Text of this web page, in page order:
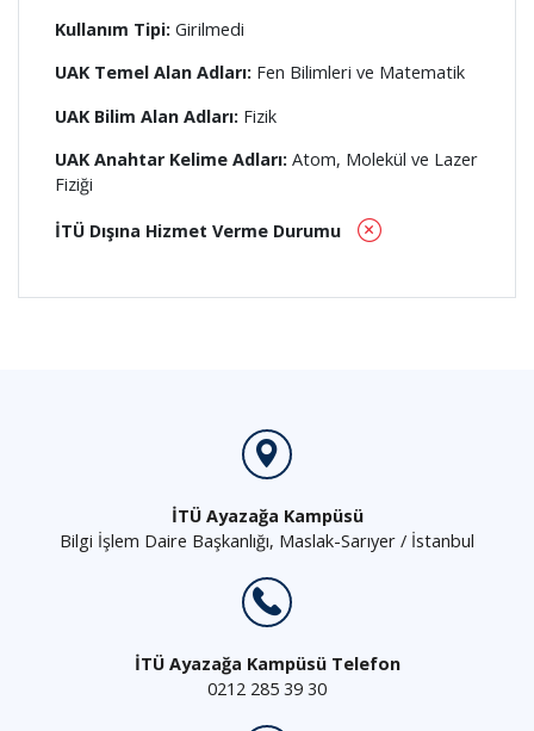
Kullanım Tipi: Girilmedi
UAK Temel Alan Adları: Fen Bilimleri ve Matematik
UAK Bilim Alan Adları: Fizik
UAK Anahtar Kelime Adları: Atom, Molekül ve Lazer
Fiziği
İTÜ Dışına Hizmet Verme Durumu
İTÜ Ayazağa Kampüsü
Bilgi İşlem Daire Başkanlığı, Maslak-Sarıyer / İstanbul
İTÜ Ayazağa Kampüsü Telefon
0212 285 39 30